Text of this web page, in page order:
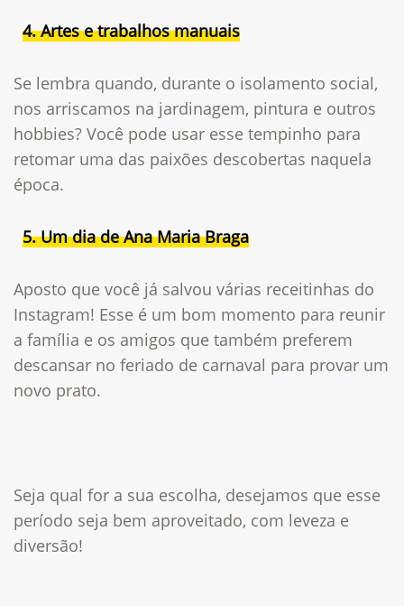
4. Artes e trabalhos manuais
Se lembra quando, durante o isolamento social,
nos arriscamos na jardinagem, pintura e outros
hobbies? Você pode usar esse tempinho para
retomar uma das paixões descobertas naquela
época.
5. Um dia de Ana Maria Braga
Aposto que você já salvou várias receitinhas do
Instagram! Esse é um bom momento para reunir
a família e os amigos que também preferem
descansar no feriado de carnaval para provar um
novo prato.
Seja qual for a sua escolha, desejamos que esse
período seja bem aproveitado, com leveza e
diversão!